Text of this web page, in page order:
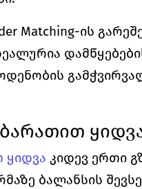
Matching-ის
ყიდვა კიდევ ერთი
ბალანსის